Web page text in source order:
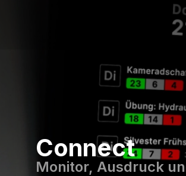
Connect
Monitor, Ausdruck